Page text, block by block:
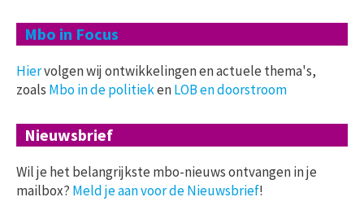
Mbo in Focus
Hiervolgen wij ontwikkelingen en actuele thema's,
zoals Mbo in de politiekenLOB en doorstroom
Nieuwsbrief
Wil je het belangrijkste mbo-nieuws ontvangen in je
mailbox? Meld je aan voor de Nieuwsbrief!